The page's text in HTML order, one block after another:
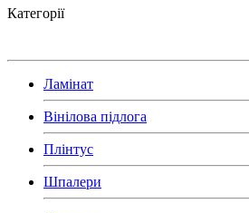
Категорії
Ламінат
Вінілова підлога
Плінтус
Шпалери